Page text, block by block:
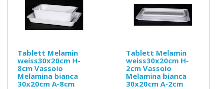
Tablett Melamin
weiss30x20cm H-
8cm Vassoio
Melamina bianca
30x20cm A-8cm
Tablett Melamin
weiss30x20cm H-
2cm Vassoio
Melamina bianca
30x20cm A-2cm